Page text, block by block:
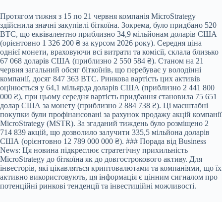
Протягом тижня з 15 по 21 червня компанія MicroStrategy
здійснила значні закупівлі біткоїна. Зокрема, було придбано 520
BTC, що еквівалентно приблизно 34,9 мільйонам доларів США
(орієнтовно 1 326 200 ₴ за курсом 2026 року). Середня ціна
однієї монети, враховуючи всі витрати та комісії, склала близько
67 068 доларів США (приблизно 2 550 584 ₴). Станом на 21
червня загальний обсяг біткоїнів, що перебуває у володінні
компанії, досяг 847 363 BTC. Ринкова вартість цих активів
оцінюється у 64,1 мільярда доларів США (приблизно 2 441 800
000 ₴), при цьому середня вартість придбання становила 75 651
долар США за монету (приблизно 2 884 738 ₴). Ці масштабні
покупки були профінансовані за рахунок продажу акцій компанії
MicroStrategy (MSTR). За згаданий тиждень було розміщено 2
714 839 акцій, що дозволило залучити 335,5 мільйона доларів
США (орієнтовно 12 789 000 000 ₴). ### Порада від Business
News: Ця новина підкреслює стратегічну прихильність
MicroStrategy до біткоїна як до довгострокового активу. Для
інвесторів, які цікавляться криптовалютами та компаніями, що їх
активно використовують, ця інформація є цінним сигналом про
потенційні ринкові тенденції та інвестиційні можливості.